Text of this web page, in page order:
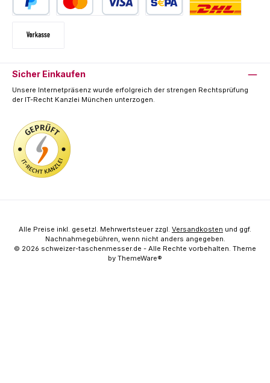
Sicher Einkaufen
Unsere Internetpräsenz wurde erfolgreich der strengen Rechtsprüfung
der IT-Recht Kanzlei München unterzogen.
Alle Preise inkl. gesetzl. Mehrwertsteuer zzgl. Versandkosten und ggf.
Nachnahmegebühren, wenn nicht anders angegeben.
© 2026 schweizer-taschenmesser.de - Alle Rechte vorbehalten. Theme
by ThemeWare®